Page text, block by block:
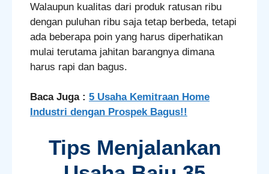
Walaupun kualitas dari produk ratusan ribu
dengan puluhan ribu saja tetap berbeda, tetapi
ada beberapa poin yang harus diperhatikan
mulai terutama jahitan barangnya dimana
harus rapi dan bagus.
Baca Juga : 5 Usaha Kemitraan Home
Industri dengan Prospek Bagus!!
Tips Menjalankan